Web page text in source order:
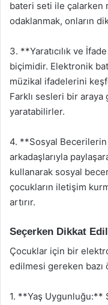
bateri seti ile çalarken
odaklanmak, onların
3. **Yaratıcılık ve
biçimidir. Elektronik
müzikal ifadelerini
Farklı sesleri bir
yaratabilirler.
4. **Sosyal
arkadaşlarıyla
kullanarak sosyal
çocukların iletişim
artırır.
Seçerken Dikkat
Çocuklar için bir
edilmesi gereken bazı
1. **Yaş Uygunluğu:**